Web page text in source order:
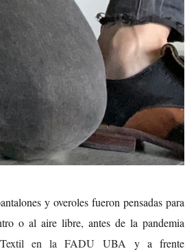
y overoles fueron pensadas para
o al aire libre, antes de la pandemia
Textil en la FADU UBA y a frente